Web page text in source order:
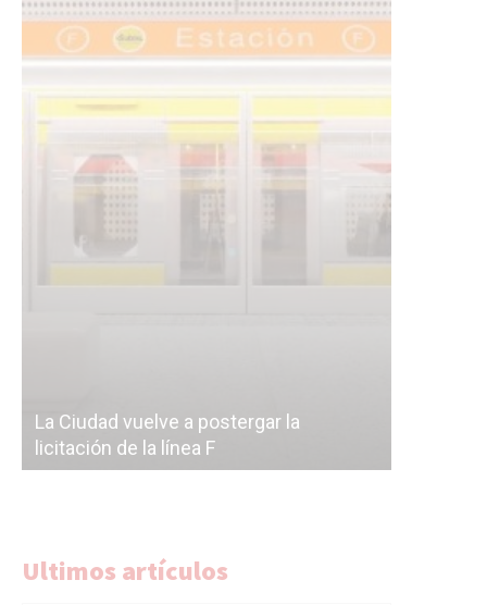
La Ciudad vuelve a postergar la
licitación de la línea F
Ultimos artículos